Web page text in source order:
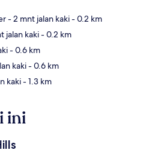
- 2 mnt jalan kaki- 0.2 km
jalan kaki- 0.2 km
- 0.6 km
kaki- 0.6 km
kaki- 1.3 km
ini